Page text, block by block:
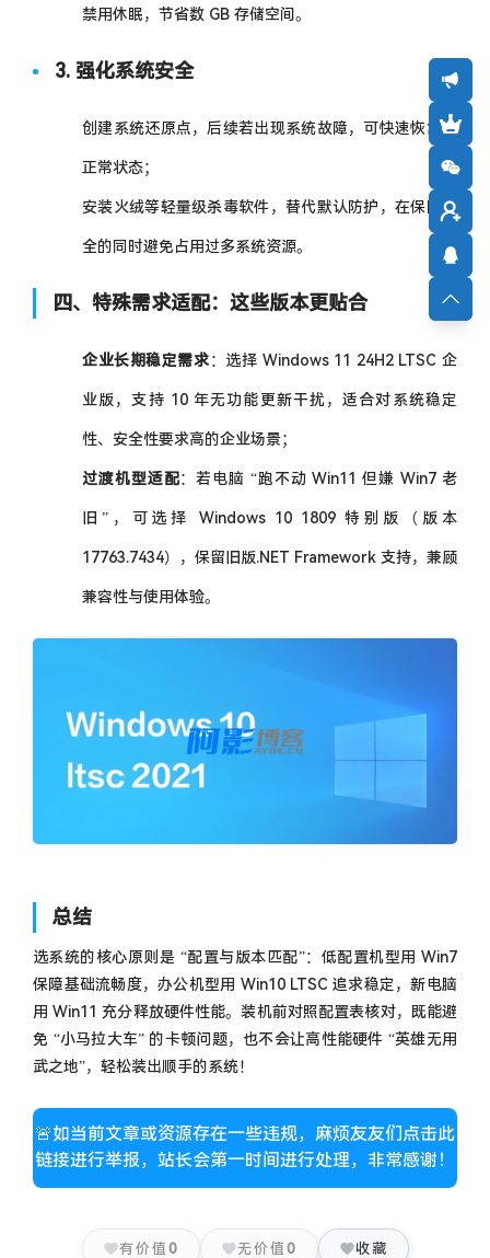
禁用休眠，节省数 GB 存储空间。
3. 强化系统安全
创建系统还原点，后续若出现系统故障，可快速恢复到
正常状态；
安装火绒等轻量级杀毒软件，替代默认防护，在保障安
全的同时避免占用过多系统资源。
四、特殊需求适配：这些版本更贴合
企业长期稳定需求：选择 Windows 11 24H2 LTSC 企
业版，支持 10 年无功能更新干扰，适合对系统稳定
性、安全性要求高的企业场景；
过渡机型适配：若电脑 “跑不动 Win11 但嫌 Win7 老
旧”，可选择 Windows 10 1809 特别版（版本
17763.7434），保留旧版.NET Framework 支持，兼顾
兼容性与使用体验。
总结
选系统的核心原则是 “配置与版本匹配”：低配置机型用 Win7
保障基础流畅度，办公机型用 Win10 LTSC 追求稳定，新电脑
用 Win11 充分释放硬件性能。装机前对照配置表核对，既能避
免 “小马拉大车” 的卡顿问题，也不会让高性能硬件 “英雄无用
武之地”，轻松装出顺手的系统！
🚨如当前文章或资源存在一些违规，麻烦友友们点击此
链接进行举报，站长会第一时间进行处理，非常感谢！
有价值 0 无价值 0 收藏